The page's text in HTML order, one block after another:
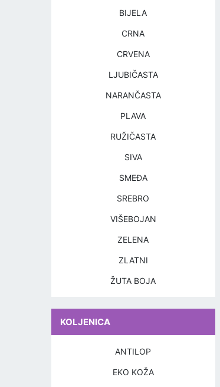
BIJELA
CRNA
CRVENA
LJUBIČASTA
NARANČASTA
PLAVA
RUŽIČASTA
SIVA
SMEĐA
SREBRO
VIŠEBOJAN
ZELENA
ZLATNI
ŽUTA BOJA
KOLJENICA
ANTILOP
EKO KOŽA